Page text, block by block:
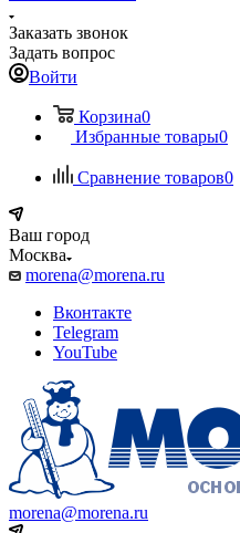
Заказать звонок
Задать вопрос
Войти
Корзина0
Избранные товары0
Сравнение товаров0
Ваш город
Москва
morena@morena.ru
Вконтакте
Telegram
YouTube
morena@morena.ru